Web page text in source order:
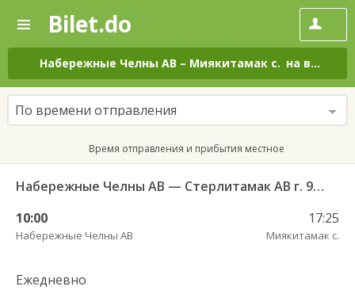
—
Поиск
и
покупка
билетов
на
автобус
онлайн
Bilet.do
Набережные Челны АВ – Миякитамак с. на все дни
По времени отправления
Время отправления и прибытия местное
Набережные Челны АВ — Стерлитамак АВ г. 955
10:00
Набережные Челны АВ
17:25
Миякитамак с.
Ежедневно